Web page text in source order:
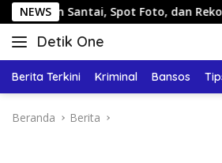
Langsung
ke
konten
NEWSSpot Foto, dan Rekomendasi
Detik One
Tajam
Fakta
Berita Terkini Kriminal Bansos
Beranda Berita